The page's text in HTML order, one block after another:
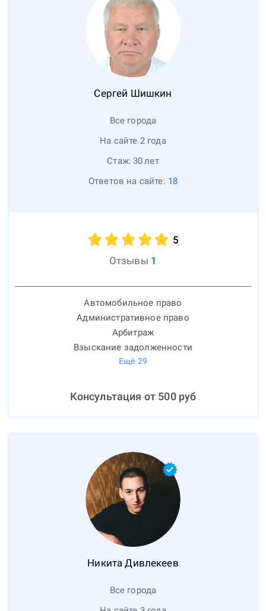
Сергей Шишкин
Все города
На сайте 2 года
Стаж: 30лет
Ответов на сайте: 18
5
Отзывы 1
Автомобильное право
Административное право
Арбитраж
Взыскание задолженности
Ещё 29
Консультация от 500руб
Никита Дивлекеев
Все города